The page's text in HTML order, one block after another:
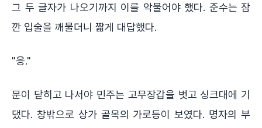
그 두 글자가 나오기까지 이를 악물어야 했다. 준수는 잠
깐 입술을 깨물더니 짧게 대답했다.
"응."
문이 닫히고 나서야 민주는 고무장갑을 벗고 싱크대에 기
댔다. 창밖으로 상가 골목의 가로등이 보였다. 명자의 부